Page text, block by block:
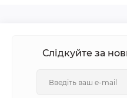
Слідкуйте за